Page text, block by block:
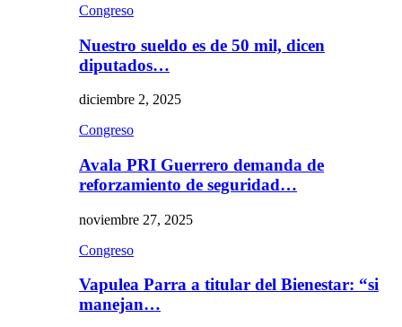
Congreso
Nuestro sueldo es de 50 mil, dicen
diputados…
diciembre 2, 2025
Congreso
Avala PRI Guerrero demanda de
reforzamiento de seguridad…
noviembre 27, 2025
Congreso
Vapulea Parra a titular del Bienestar: “si
manejan…